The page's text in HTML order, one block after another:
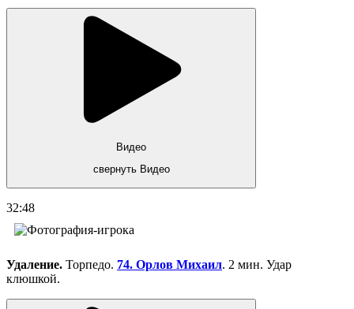
Видео
свернуть Видео
32:48
Удаление. Торпедо. 74. Орлов Михаил. 2 мин. Удар
клюшкой.